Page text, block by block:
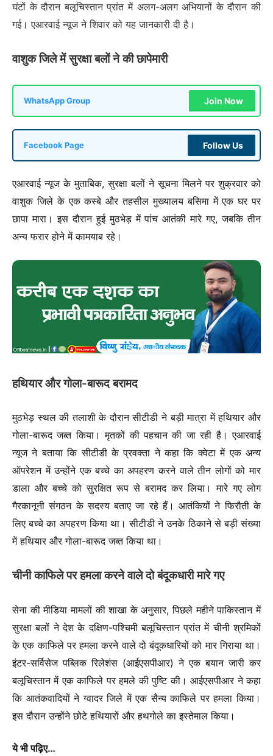
घंटों के दौरान बलूचिस्तान प्रांत में अलग-अलग अभियानों के दौरान की
गई। एआरवाई न्यूज ने शिवार को यह जानकारी दी है।
वाशुक जिले में सुरक्षा बलों ने की छापेमारी
WhatsApp Group Join Now
Facebook Page Follow Us
एआरवाई न्यूज के मुताबिक, सुरक्षा बलों ने सूचना मिलने पर शुक्रवार को
वाशुक जिले के एक कस्बे और तहसील मुख्यालय बसिमा में एक घर पर
छापा मारा। इस दौरान हुई मुठभेड़ में पांच आतंकी मारे गए, जबकि तीन
अन्य फरार होने में कामयाब रहे।
हथियार और गोला-बारूद बरामद
मुठभेड़ स्थल की तलाशी के दौरान सीटीडी ने बड़ी मात्रा में हथियार और
गोला-बारूद जब्त किया। मृतकों की पहचान की जा रही है। एआरवाई
न्यूज ने बताया कि सीटीडी के प्रवक्ता ने कहा कि क्वेटा में एक अन्य
ऑपरेशन में उन्होंने एक बच्चे का अपहरण करने वाले तीन लोगों को मार
डाला और बच्चे को सुरक्षित रूप से बरामद कर लिया। मारे गए लोग
गैरकानूनी संगठन के सदस्य बताए जा रहे हैं। आतंकियों ने फिरौती के
लिए बच्चे का अपहरण किया था। सीटीडी ने उनके ठिकाने से बड़ी संख्या
में हथियार और गोला-बारूद जब्त किया था।
चीनी काफिले पर हमला करने वाले दो बंदूकधारी मारे गए
सेना की मीडिया मामलों की शाखा के अनुसार, पिछले महीने पाकिस्तान में
सुरक्षा बलों ने देश के दक्षिण-पश्चिमी बलूचिस्तान प्रांत में चीनी श्रमिकों
के एक काफिले पर हमला करने वाले दो बंदूकधारियों को मार गिराया था।
इंटर-सर्विसेज पब्लिक रिलेशंस (आईएसपीआर) ने एक बयान जारी कर
बलूचिस्तान में एक काफिले पर हमले की पुष्टि की। आईएसपीआर ने कहा
कि आतंकवादियों ने ग्वादर जिले में एक सैन्य काफिले पर हमला किया।
इस दौरान उन्होंने छोटे हथियारों और हथगोले का इस्तेमाल किया।
ये भी पढ़िए…